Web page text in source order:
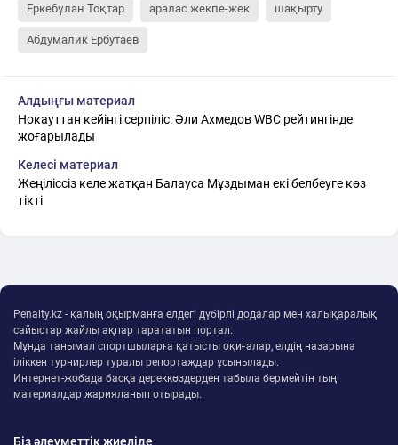
Еркебұлан Тоқтар аралас жекпе-жек шақырту
Абдумалик Ербутаев
Алдыңғы материал
Нокауттан кейінгі серпіліс: Әли Ахмедов WBC рейтингінде
жоғарылады
Келесі материал
Жеңіліссіз келе жатқан Балауса Мұздыман екі белбеуге көз
тікті
Penalty.kz - қалың оқырманға елдегі дүбірлі додалар мен халықаралық
сайыстар жайлы ақпар тарататын портал.
Мұнда танымал спортшыларға қатысты оқиғалар, елдің назарына
іліккен турнирлер туралы репортаждар ұсынылады.
Интернет-жобада басқа дереккөздерден табыла бермейтін тың
материалдар жарияланып отырады.
Біз әлеуметтік жиеліде